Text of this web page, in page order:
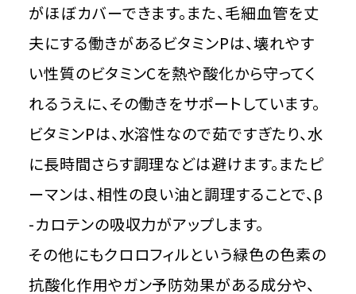
がほぼカバーできます。また、毛細血管を丈
夫にする働きがあるビタミンPは、壊れやす
い性質のビタミンCを熱や酸化から守ってく
れるうえに、その働きをサポートしています。
ビタミンPは、水溶性なので茹ですぎたり、水
に長時間さらす調理などは避けます。またピ
ーマンは、相性の良い油と調理することで、β
-カロテンの吸収力がアップします。
その他にもクロロフィルという緑色の色素の
抗酸化作用やガン予防効果がある成分や、